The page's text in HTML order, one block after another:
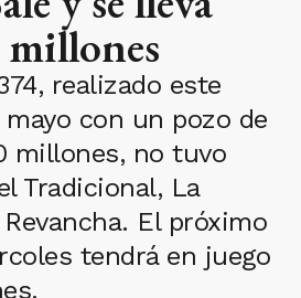
millones
realizado este
mayo con un pozo de
millones, no tuvo
Tradicional, La
El próximo
tendrá en juego